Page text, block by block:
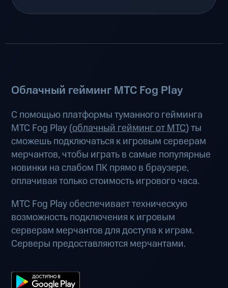
Облачный гейминг МТС Fog Play
С помощью платформы туманного гейминга
МТС Fog Play (облачный гейминг от МТС) ты
сможешь подключаться к игровым серверам
мерчантов, чтобы играть в самые популярные
новинки на слабом ПК прямо в браузере,
оплачивая только стоимость игрового часа.
МТС Fog Play обеспечивает техническую
возможность подключения к игровым
серверам мерчантов для доступа к играм.
Серверы предоставляются мерчантами.